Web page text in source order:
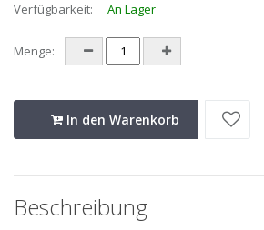
Verfügbarkeit: An Lager
Menge:
In den Warenkorb
Beschreibung